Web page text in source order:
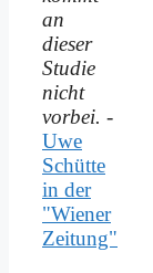
an
dieser
Studie
nicht
vorbei. -
Uwe
Schütte
in der
"Wiener
Zeitung"